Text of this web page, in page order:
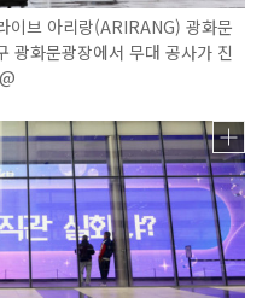
브 아리랑(ARIRANG) 광화문
광화문광장에서 무대 공사가 진